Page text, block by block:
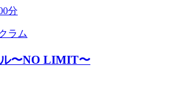
分
ラム
〜NO LIMIT〜